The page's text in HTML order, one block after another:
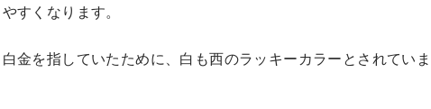
すくなります。
金を指していたために、白も西のラッキーカラーとされていま